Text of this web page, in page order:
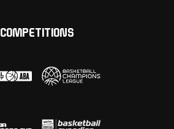
COMPETITIONS